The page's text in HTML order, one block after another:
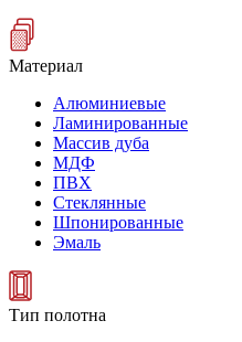
Материал
Алюминиевые
Ламинированные
Массив дуба
МДФ
ПВХ
Стеклянные
Шпонированные
Эмаль
Тип полотна